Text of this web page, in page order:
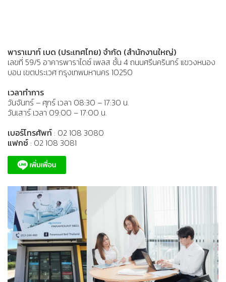
พาราเมาท์ เบด (ประเทศไทย) จำกัด (สำนักงานใหญ่)
เลขที่ 59/5 อาคารพาราไดซ์ เพลส ชั้น 4 ถนนศรีนครินทร์ แขวงหนอง
บอน เขตประเวศ กรุงเทพมหานคร 10250
เวลาทำการ
วันจันทร์ – ศุกร์ เวลา 08:30 – 17:30 น.
วันเสาร์ เวลา 09:00 – 17:00 น.
เบอร์โทรศัพท์ : 02 108 3080
แฟกซ์ : 02 108 3081